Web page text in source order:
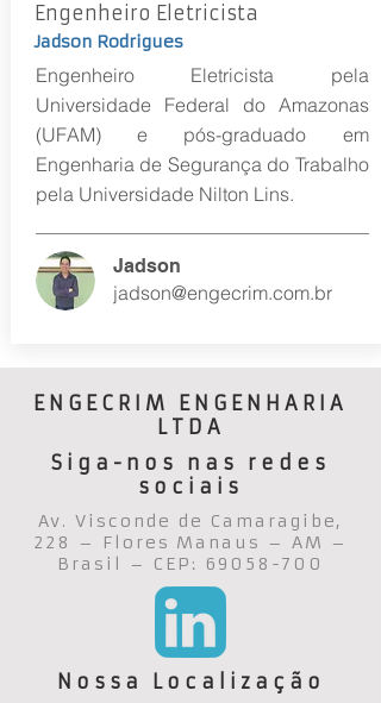
Engenheiro Eletricista
Jadson Rodrigues
Engenheiro Eletricista pela
Universidade Federal do Amazonas
(UFAM) e pós-graduado em
Engenharia de Segurança do Trabalho
pela Universidade Nilton Lins.
Jadson
jadson@engecrim.com.br
ENGECRIM ENGENHARIA
LTDA
Siga-nos nas redes
sociais
Av. Visconde de Camaragibe,
228 – Flores Manaus – AM –
Brasil – CEP: 69058-700
Nossa Localização